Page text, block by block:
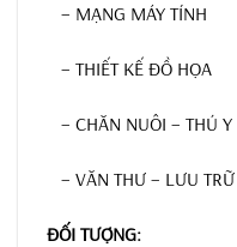
– MẠNG MÁY TÍNH
– THIẾT KẾ ĐỒ HỌA
– CHĂN NUÔI – THÚ Y
– VĂN THƯ – LƯU TRỮ
ĐỐI TƯỢNG: